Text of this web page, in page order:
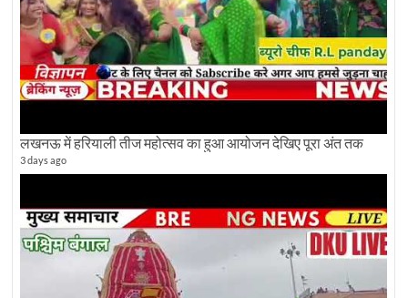
लखनऊ में हरियाली तीज महोत्सव का हुआ आयोजन देखिए पूरा अंत तक
3 days ago